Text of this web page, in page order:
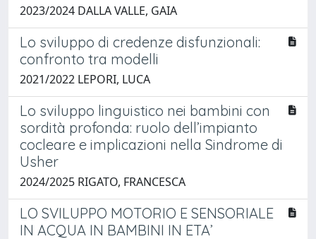
2023/2024 DALLA VALLE, GAIA
Lo sviluppo di credenze disfunzionali:
confronto tra modelli
2021/2022 LEPORI, LUCA
Lo sviluppo linguistico nei bambini con
sordità profonda: ruolo dell’impianto
cocleare e implicazioni nella Sindrome di
Usher
2024/2025 RIGATO, FRANCESCA
LO SVILUPPO MOTORIO E SENSORIALE
IN ACQUA IN BAMBINI IN ETA’